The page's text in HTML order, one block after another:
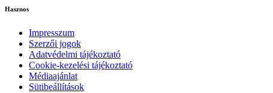
Hasznos
Impresszum
Szerzői jogok
Adatvédelmi tájékoztató
Cookie-kezelési tájékoztató
Médiaajánlat
Sütibeállítások